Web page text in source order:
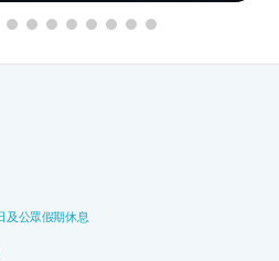
及公眾假期休息